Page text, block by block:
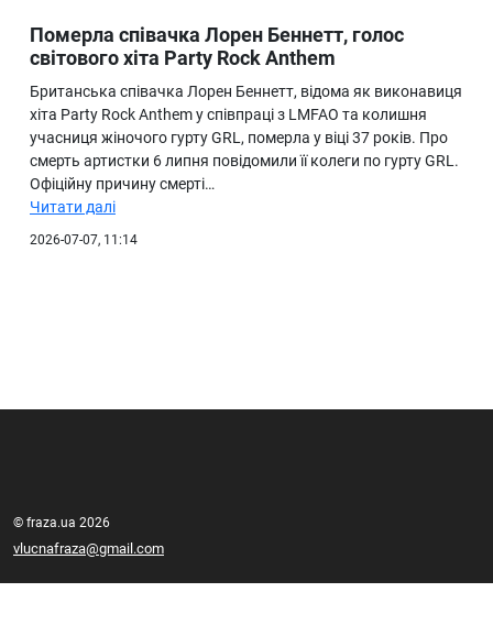
Ukraine
Про нас
Померла співачка Лорен Беннетт, голос
світового хіта Party Rock Anthem
Британська співачка Лорен Беннетт, відома як виконавиця
хіта Party Rock Anthem у співпраці з LMFAO та колишня
учасниця жіночого гурту GRL, померла у віці 37 років. Про
смерть артистки 6 липня повідомили її колеги по гурту GRL.
Офіційну причину смерті…
Читати далі
2026-07-07, 11:14
© fraza.ua 2026
vlucnafraza@gmail.com